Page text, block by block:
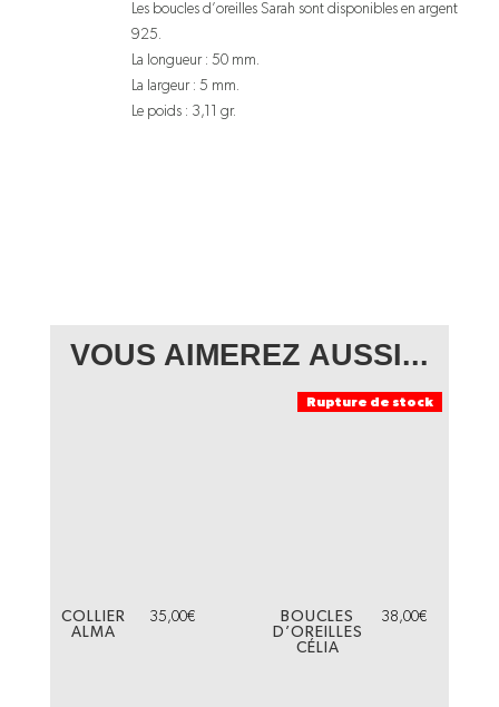
Les boucles d’oreilles Sarah sont disponibles en argent
925.
La longueur : 50 mm.
La largeur : 5 mm.
Le poids : 3,11 gr.
VOUS AIMEREZ AUSSI...
COLLIER
ALMA
35,00€
Rupture de stock
BOUCLES
D’OREILLES
CÉLIA
38,00€